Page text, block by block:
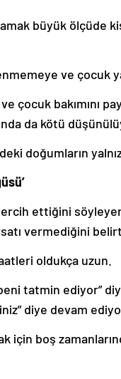
büyük ölçüde
ve çocuk
çocuk bakımını
da kötü
doğumların
ettiğini söyleyen
vermediğini
oldukça uzun.
tatmin ediyor”
diye devam
için boş